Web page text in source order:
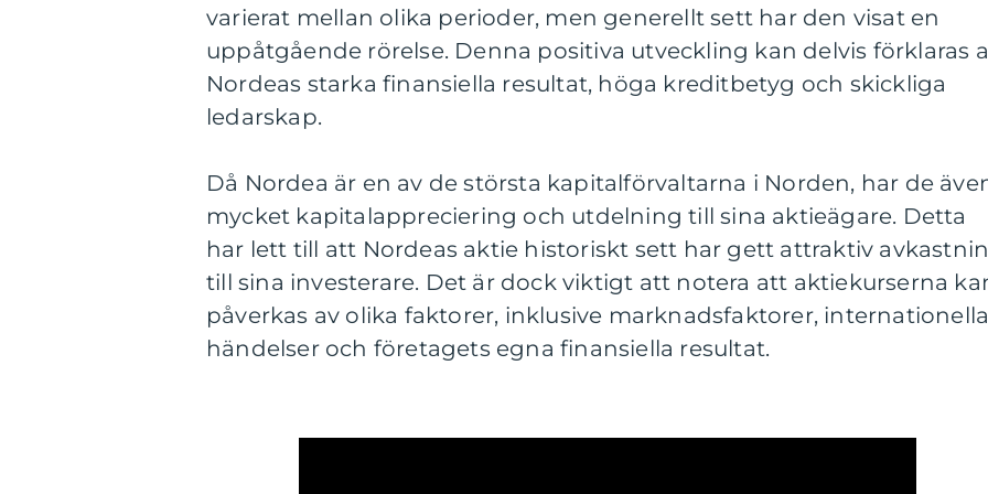
varierat mellan olika perioder, men generellt sett har den visat en
uppåtgående rörelse. Denna positiva utveckling kan delvis förklaras
Nordeas starka finansiella resultat, höga kreditbetyg och skickliga
ledarskap.
Då Nordea är en av de största kapitalförvaltarna i Norden, har de
mycket kapitalappreciering och utdelning till sina aktieägare. Detta
har lett till att Nordeas aktie historiskt sett har gett attraktiv
till sina investerare. Det är dock viktigt att notera att aktiekurserna
påverkas av olika faktorer, inklusive marknadsfaktorer, internationella
händelser och företagets egna finansiella resultat.